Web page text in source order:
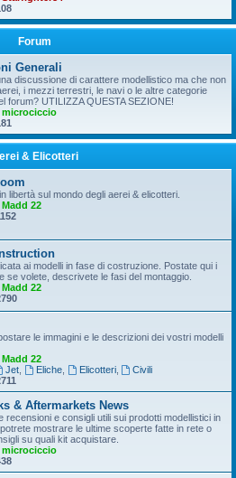
Forum
Generali
discussione di carattere modellistico ma che non
i mezzi terrestri, le navi o le altre categorie
forum? UTILIZZA QUESTA SEZIONE!
microciccio
& Elicotteri
libertà sul mondo degli aerei & elicotteri.
Madd 22
ai modelli in fase di costruzione. Postate qui i
se volete, descrivete le fasi del montaggio.
Madd 22
le immagini e le descrizioni dei vostri modelli
Madd 22
Jet, Eliche, Elicotteri,
Civili
& Aftermarkets News
recensioni e consigli utili sui prodotti modellistici in
mostrare le ultime scoperte fatte in rete o
su quali kit acquistare.
microciccio